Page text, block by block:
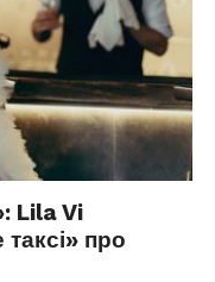
Lila Vi
про